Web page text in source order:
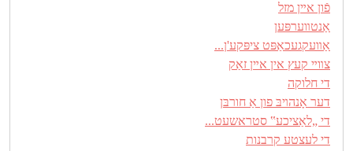
פֿון אײן מזל
אַנטװערפּען
אַװעקגעכאַפּט ציפּקע'ן...
צװײ קעץ אין אײן זאַק
די חלוקה
דער אָנהױבּ פון אַ חורבּן
די „לאַציכע‟ סטראשעט...
די לעצטע קרבנות